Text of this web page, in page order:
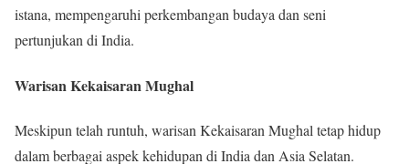
istana, mempengaruhi perkembangan budaya dan seni
pertunjukan di India.
Warisan Kekaisaran Mughal
Meskipun telah runtuh, warisan Kekaisaran Mughal tetap hidup
dalam berbagai aspek kehidupan di India dan Asia Selatan.